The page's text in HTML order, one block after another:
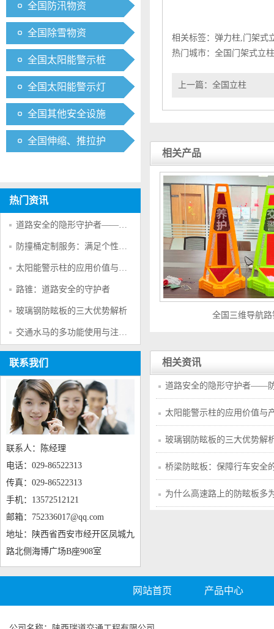
全国防汛物资
全国除雪物资
全国太阳能警示桩
全国太阳能警示灯
全国其他安全设施
全国伸缩、推拉护
热门资讯
道路安全的隐形守护者——防撞桶的多重防护作用
防撞桶定制服务：满足个性化交通安全需求的创新方案
太阳能警示柱的应用价值与产品特点
路锥：道路安全的守护者
玻璃钢防眩板的三大优势解析
交通水马的多功能使用与注意事项
联系我们
联系人：陈经理
电话：029-86522313
传真：029-86522313
手机：13572512121
邮箱：752336017@qq.com
地址：陕西省西安市经开区凤城九
路北侧海博广场B座908室
相关标签： 弹力柱,门架式
热门城市： 全国门架式立柱
上一篇： 全国立柱
相关产品
全国三维导航路
相关资讯
道路安全的隐形守护者——
太阳能警示柱的应用价值与
玻璃钢防眩板的三大优势解
桥梁防眩板：保障行车安全
为什么高速路上的防眩板多
网站首页 产品中心